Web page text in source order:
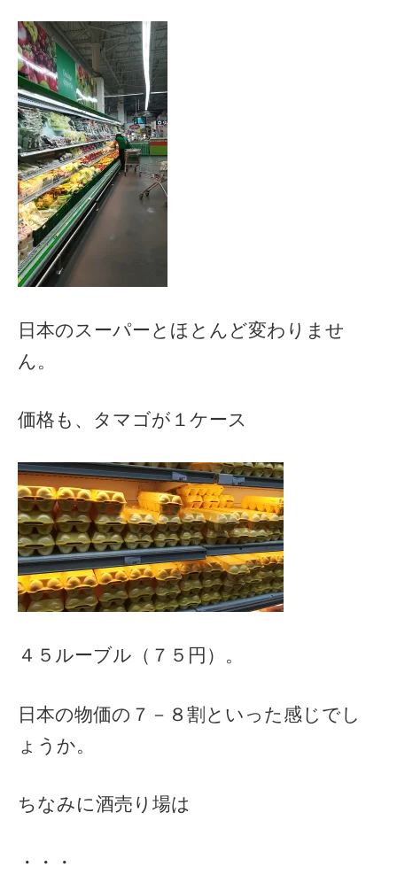
日本のスーパーとほとんど変わりませ
ん。
価格も、タマゴが１ケース
４５ルーブル（７５円）。
日本の物価の７－８割といった感じでし
ょうか。
ちなみに酒売り場は
・・・